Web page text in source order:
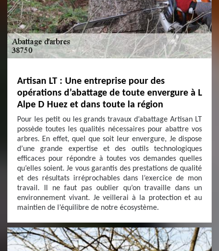
Artisan LT : Une entreprise pour des
opérations d’abattage de toute envergure à L
Alpe D Huez et dans toute la région
Pour les petit ou les grands travaux d’abattage Artisan LT
possède toutes les qualités nécessaires pour abattre vos
arbres. En effet, quel que soit leur envergure, Je dispose
d’une grande expertise et des outils technologiques
efficaces pour répondre à toutes vos demandes quelles
qu’elles soient. Je vous garantis des prestations de qualité
et des résultats irréprochables dans l’exercice de mon
travail. Il ne faut pas oublier qu’on travaille dans un
environnement vivant. Je veillerai à la protection et au
maintien de l’équilibre de notre écosystème.